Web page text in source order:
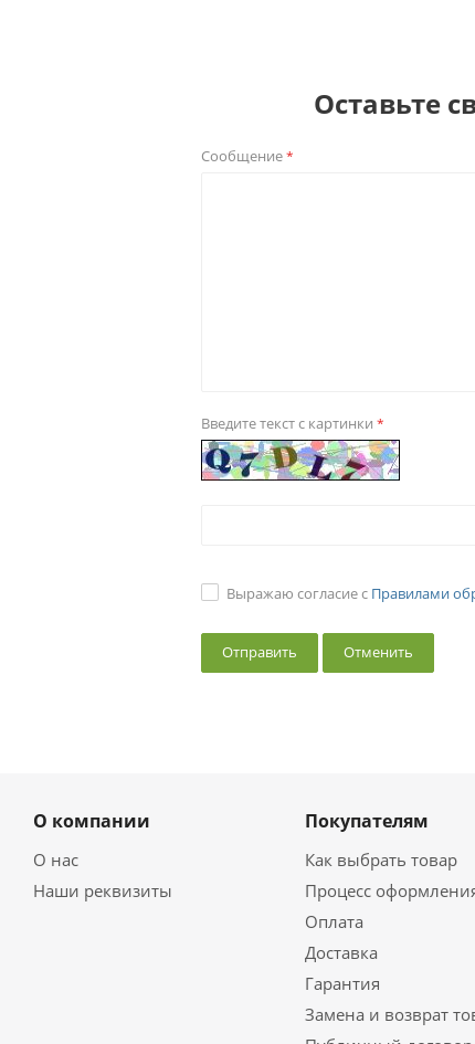
Оставьте
Сообщение*
Введите текст с картинки*
Выражаю согласие с Правилами
Отменить
О компании
О нас
Наши реквизиты
Покупателям
Как выбрать товар
Процесс
Оплата
Доставка
Гарантия
Замена и возврат